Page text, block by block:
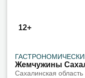
12+
Жемчужины
Сахалинская область